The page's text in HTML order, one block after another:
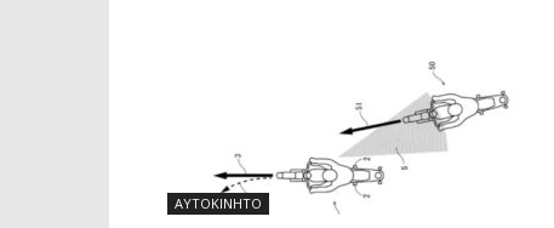
ΑΥΤΟΚΙΝΗΤΟ